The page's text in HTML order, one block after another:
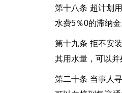
第十八条 超计划
水费5％0的滞纳
第十九条 拒不安
其用水量，可以并
第二十条 当事人